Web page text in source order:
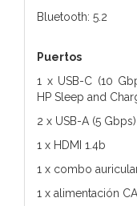
Bluetooth: 5.2
Puertos
1 x USB-C (10
HP Sleep and
2 x USB-A (5 Gbps)
1 x HDMI 1.4b
1 x combo
1 x alimentación CA